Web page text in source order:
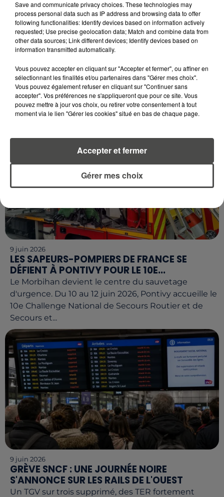
9 juin 2026
MONUMENT HISTORIQUE VIVANT
Le 10 juin 1896, les chantiers Dubigeon lançaient à
Nantes le « Belem ». 130 ans plus tard, ce trois-mâts
à coque d'acier est le dernier grand voilier de sa...
9 juin 2026
LES SAPEURS-POMPIERS DE FRANCE SE
DÉFIENT À PONTIVY POUR LE 10E...
Le Morbihan devient le centre du sauvetage
d'urgence. Du 10 au 12 juin 2026, Pontivy accueille le
10e Challenge National de Secours Routier et de
Secours et...
9 juin 2026
GRÈVE SNCF : UNE JOURNÉE NOIRE
S'ANNONCE SUR LES RAILS DE L'OUEST
Un TGV sur trois supprimé, des TER fortement
Save and communicate privacy choices. These technologies may
process personal data such as IP address and browsing data to offer
following functionalities: Identify devices based on information actively
requested; Use precise geolocation data; Match and combine data from
other data sources; Link different devices; Identify devices based on
information transmitted automatically.
Vous pouvez accepter en cliquant sur "Accepter et fermer", ou affiner en
sélectionnant les finalités et/ou partenaires dans "Gérer mes choix".
Vous pouvez également refuser en cliquant sur "Continuer sans
accepter". Vos préférences ne s'appliqueront que pour ce site. Vous
pouvez mettre à jour vos choix, ou retirer votre consentement à tout
moment via le lien "Gérer les cookies" situé en bas de chaque page.
Gérer mes choix
Accepter et fermer